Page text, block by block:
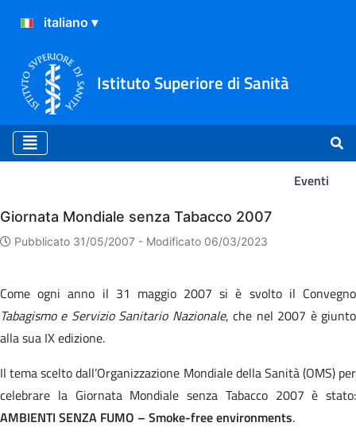
Istituto Superiore di Sanità
Eventi
Eventi
Giornata Mondiale senza Tabacco 2007
Pubblicato 31/05/2007 - Modificato 06/03/2023
Come ogni anno il 31 maggio 2007 si è svolto il Convegno
Tabagismo e Servizio Sanitario Nazionale, che nel 2007 è giunto
alla sua IX edizione.
Il tema scelto dall’Organizzazione Mondiale della Sanità (OMS) per
celebrare la Giornata Mondiale senza Tabacco 2007 è stato:
AMBIENTI SENZA FUMO – Smoke-free environments.